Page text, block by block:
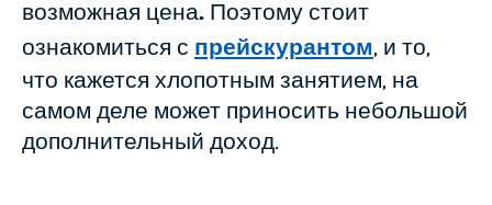
возможная цена. Поэтому стоит
ознакомиться с прейскурантом, и то,
что кажется хлопотным занятием, на
самом деле может приносить небольшой
дополнительный доход.